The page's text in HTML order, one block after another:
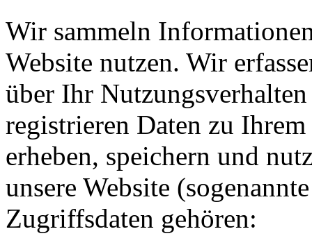
Wir sammeln
Website nutzen. Wir
über Ihr
registrieren Daten zu
erheben, speichern und
unsere Website
Zugriffsdaten gehören: